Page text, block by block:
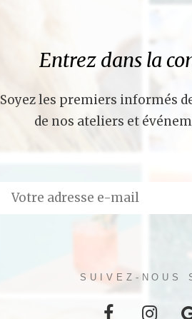
Entrez dans la
Soyez les premiers informés
de nos ateliers et
SUIVEZ-NOUS